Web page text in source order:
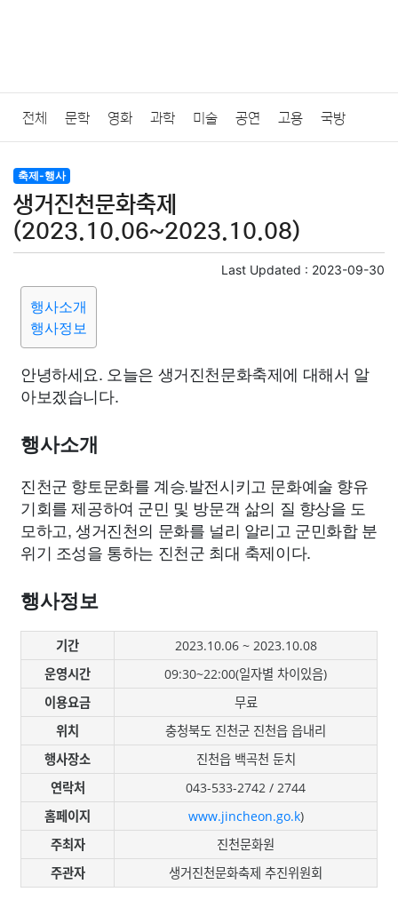
전체 문학 영화 과학 미술 공연 고용 국방
법률 음악
질병 가요 방송 일상
미용 증권 인테리어
요리 상품리뷰
부동산 외국어
축제-행사
생거진천문화축제
(2023.10.06~2023.10.08)
Last Updated : 2023-09-30
행사소개
행사정보
안녕하세요. 오늘은 생거진천문화축제에 대해서 알
아보겠습니다.
행사소개
진천군 향토문화를 계승․발전시키고 문화예술 향유
기회를 제공하여 군민 및 방문객 삶의 질 향상을 도
모하고, 생거진천의 문화를 널리 알리고 군민화합 분
위기 조성을 통하는 진천군 최대 축제이다.
행사정보
기간
2023.10.06 ~ 2023.10.08
운영시간
09:30~22:00(일자별 차이있음)
이용요금
무료
위치
충청북도 진천군 진천읍 읍내리
행사장소
진천읍 백곡천 둔치
연락처
043-533-2742 / 2744
홈페이지
www.jincheon.go.k)
주최자
진천문화원
주관자
생거진천문화축제 추진위원회